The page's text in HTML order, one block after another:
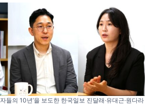
들의 10년’을 보도한 한국일보 진달래·유대근·원다라